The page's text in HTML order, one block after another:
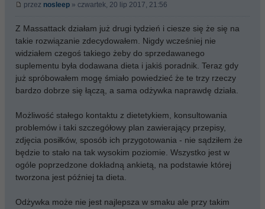
przez nosleep » czwartek, 20 lip 2017, 21:56
Z Massattack działam już drugi tydzień i ciesze się że się na
takie rozwiązanie zdecydowałem. Nigdy wcześniej nie
widziałem czegoś takiego żeby do sprzedawanego
suplementu była dodawana dieta i jakiś poradnik. Teraz gdy
już spróbowałem mogę śmiało powiedzieć że te trzy rzeczy
bardzo dobrze się łączą, a sama odżywka naprawdę działa.
Możliwość stałego kontaktu z dietetykiem, konsultowania
problemów i taki szczegółowy plan zawierający przepisy,
zdjęcia posiłków, sposób ich przygotowania - nie sądziłem że
będzie to stało na tak wysokim poziomie. Wszystko jest w
ogóle poprzedzone dokładną ankietą, na podstawie której
tworzona jest później ta dieta.
Odżywka może nie jest najlepsza w smaku ale przy takim